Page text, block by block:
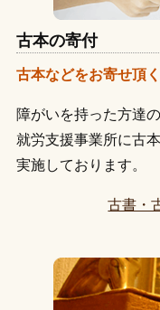
大田区田園調布
大
足立区北千住
多摩市
八王子市
文京区
東久留米市
葛飾区
足立区
荒川区 板
古本の寄付
古本などをお寄せ頂
障がいを持った方達
就労支援事業所に古
実施しております。
古書・